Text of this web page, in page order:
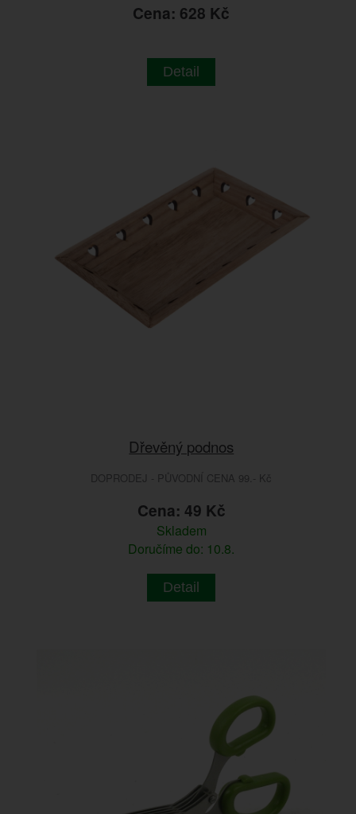
Cena: 628 Kč
Detail
Dřevěný podnos
DOPRODEJ - PŮVODNÍ CENA 99.- Kč
Cena: 49 Kč
Skladem
Doručíme do: 10.8.
Detail